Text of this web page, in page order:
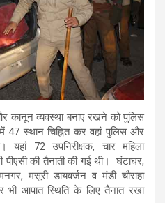
कानून व्यवस्था बनाए रखने को पुलिस
47 स्थान चिह्नित कर वहां पुलिस और
72 उपनिरीक्षक, चार महिला
पीएसी की तैनाती की गई थी। घंटाघर,
मसूरी डायवर्जन व मंडी चौराहा
आपात स्थिति के लिए तैनात रखा